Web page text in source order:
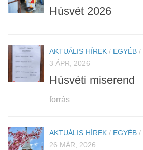
Húsvét 2026
AKTUÁLIS HÍREK / EGYÉB /
3 ÁPR, 2026
Húsvéti miserend
forrás
AKTUÁLIS HÍREK / EGYÉB /
26 MÁR, 2026